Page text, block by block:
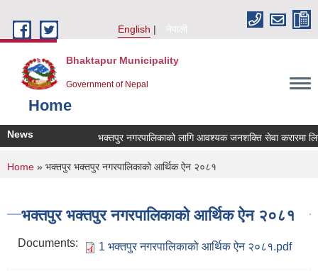
English
नेपाली
Bhaktapur Municipality
Government of Nepal
Home
News भक्तपुर नगरपालिकाको लागि आवश्यक जनशक्ति सेवा करारमा
You are here
Home » भक्तपुर भक्तपुर नगरपालिकाको आर्थिक ऐन २०८१
भक्तपुर भक्तपुर नगरपालिकाको आर्थिक ऐन २०८१
Documents: 1 भक्तपुर नगरपालिकाको आर्थिक ऐन २०८१.pdf